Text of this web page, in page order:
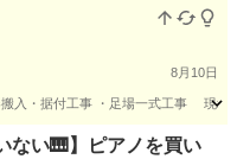
8月10日
入・据付工事 ・足場一式工事 現場
場ない🎹】ピアノを買い